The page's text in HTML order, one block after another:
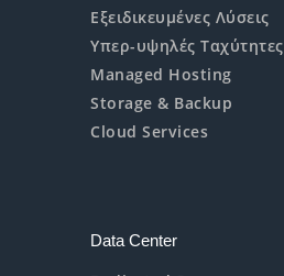
Εξειδικευμένες Λύσεις
Υπερ-υψηλές Ταχύτητες
Managed Hosting
Storage & Backup
Cloud Services
Data Center